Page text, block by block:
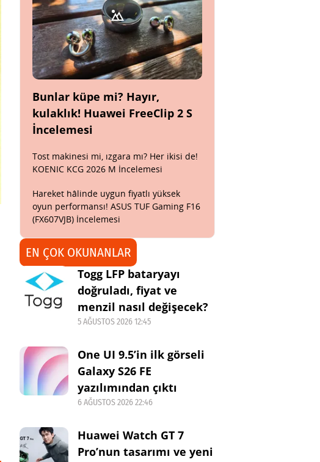
Bunlar küpe mi? Hayır,
kulaklık! Huawei FreeClip 2 S
İncelemesi
Tost makinesi mi, ızgara mı? Her ikisi de!
KOENIC KCG 2026 M İncelemesi
Hareket hâlinde uygun fiyatlı yüksek
oyun performansı! ASUS TUF Gaming F16
(FX607VJB) İncelemesi
EN ÇOK OKUNANLAR
Togg LFP bataryayı
doğruladı, fiyat ve
menzil nasıl değişecek?
5 AĞUSTOS 2026 12:45
One UI 9.5’in ilk görseli
Galaxy S26 FE
yazılımından çıktı
6 AĞUSTOS 2026 22:46
Huawei Watch GT 7
Pro’nun tasarımı ve yeni